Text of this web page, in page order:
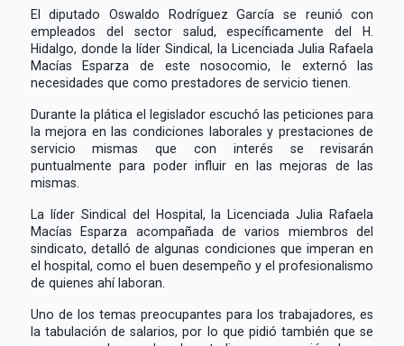
El diputado Oswaldo Rodríguez García se reunió con
empleados del sector salud, específicamente del H.
Hidalgo, donde la líder Sindical, la Licenciada Julia Rafaela
Macías Esparza de este nosocomio, le externó las
necesidades que como prestadores de servicio tienen.
Durante la plática el legislador escuchó las peticiones para
la mejora en las condiciones laborales y prestaciones de
servicio mismas que con interés se revisarán
puntualmente para poder influir en las mejoras de las
mismas.
La líder Sindical del Hospital, la Licenciada Julia Rafaela
Macías Esparza acompañada de varios miembros del
sindicato, detalló de algunas condiciones que imperan en
el hospital, como el buen desempeño y el profesionalismo
de quienes ahí laboran.
Uno de los temas preocupantes para los trabajadores, es
la tabulación de salarios, por lo que pidió también que se